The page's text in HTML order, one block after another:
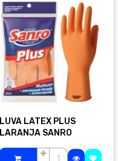
LUVA LATEX PLUS
LARANJA SANRO